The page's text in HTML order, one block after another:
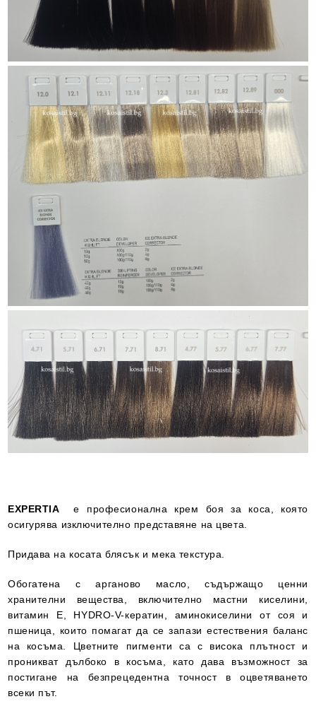
EXPERTIA е професионална крем боя за коса, която
осигурява изключително представяне на цвета.
Придава на косата блясък и мека текстура.
Обогатена с арганово масло, съдържащо ценни
хранителни вещества, включително мастни киселини,
витамин Е, HYDRO-V-кератин, аминокиселини от соя и
пшеница, които помагат да се запази естествения баланс
на косъма. Цветните пигменти са с висока плътност и
проникват дълбоко в косъма, като дава възможност за
постигане на безпрецедентна точност в оцветяването
всеки път.